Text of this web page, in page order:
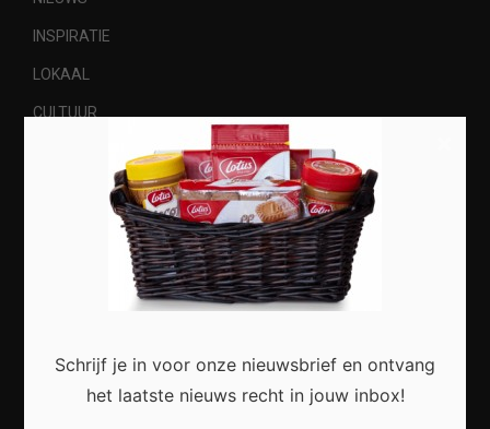
INSPIRATIE
LOKAAL
CULTUUR
Most Recent
Duurzaam wonen begint met kleine veranderingen
in en rond het huis
Schrijf je in voor onze nieuwsbrief en ontvang
het laatste nieuws recht in jouw inbox!